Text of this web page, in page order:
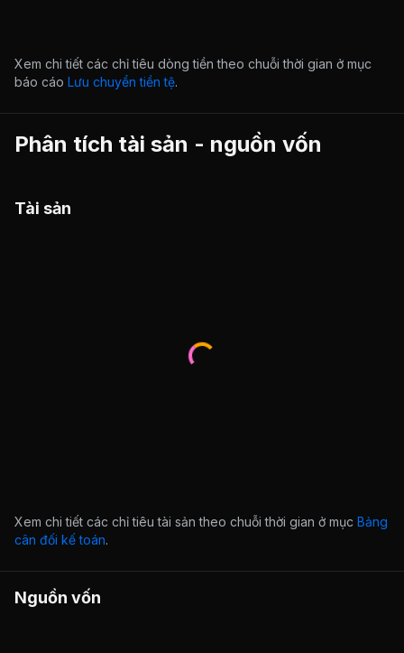
Xem chi tiết các chỉ tiêu dòng tiền theo chuỗi thời gian ở mục
báo cáo Lưu chuyển tiền tệ.
Phân tích tài sản - nguồn vốn
Tài sản
Xem chi tiết các chỉ tiêu tài sản theo chuỗi thời gian ở mục Bảng
cân đối kế toán.
Nguồn vốn